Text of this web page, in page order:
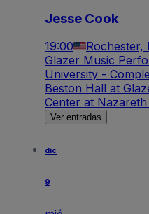
Jesse Cook
19:00 Rochester,
Glazer Music
University -
Beston Hall at
Center at
Ver entradas
dic
9